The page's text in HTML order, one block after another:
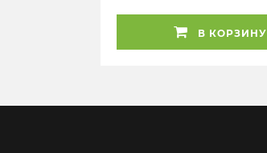
В КОРЗИНУ